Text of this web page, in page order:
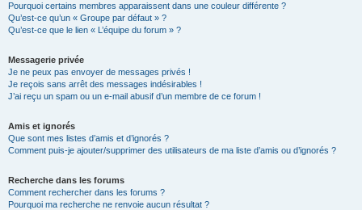
Pourquoi certains membres apparaissent dans une couleur différente ?
Qu’est-ce qu’un « Groupe par défaut » ?
Qu’est-ce que le lien « L’équipe du forum » ?
Messagerie privée
Je ne peux pas envoyer de messages privés !
Je reçois sans arrêt des messages indésirables !
J’ai reçu un spam ou un e-mail abusif d’un membre de ce forum !
Amis et ignorés
Que sont mes listes d’amis et d’ignorés ?
Comment puis-je ajouter/supprimer des utilisateurs de ma liste d’amis ou d’ignorés ?
Recherche dans les forums
Comment rechercher dans les forums ?
Pourquoi ma recherche ne renvoie aucun résultat ?